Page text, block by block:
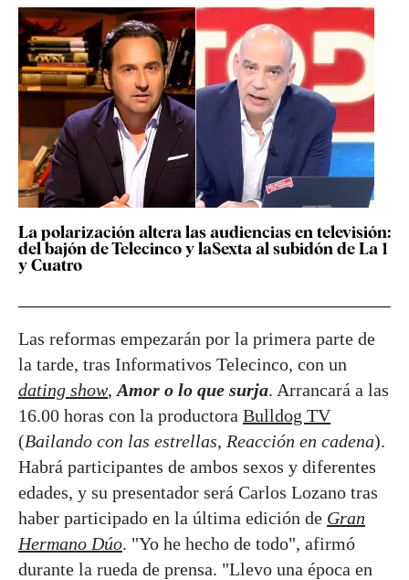
La polarización altera las audiencias en televisión:
del bajón de Telecinco y laSexta al subidón de La 1
y Cuatro
Las reformas empezarán por la primera parte de
la tarde, tras Informativos Telecinco, con un
dating show, Amor o lo que surja. Arrancará a las
16.00 horas con la productora Bulldog TV
(Bailando con las estrellas, Reacción en cadena).
Habrá participantes de ambos sexos y diferentes
edades, y su presentador será Carlos Lozano tras
haber participado en la última edición de Gran
Hermano Dúo. "Yo he hecho de todo", afirmó
durante la rueda de prensa. "Llevo una época en